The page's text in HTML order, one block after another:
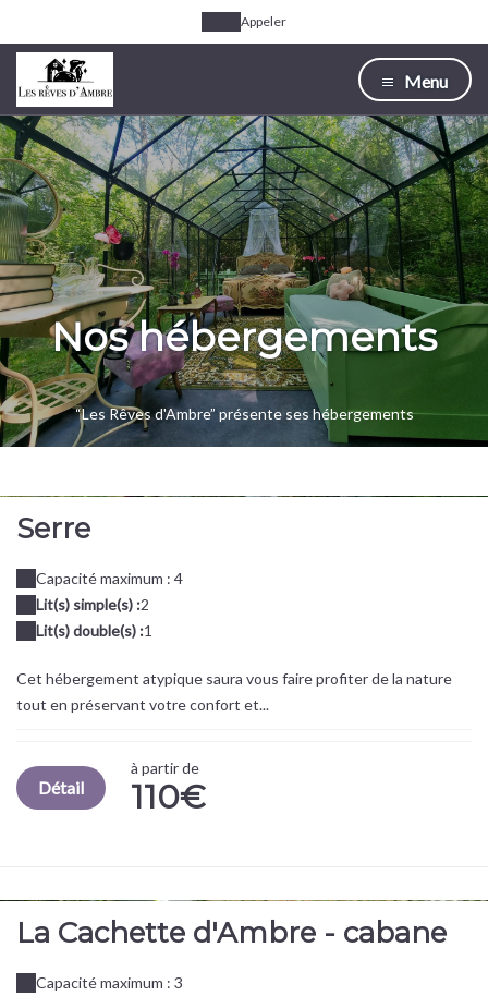
Appeler
Menu
Nos hébergements
“Les Rêves d'Ambre” présente ses hébergements
Serre
Capacité maximum : 4
Lit(s) simple(s) :2
Lit(s) double(s) :1
Cet hébergement atypique saura vous faire profiter de la nature
tout en préservant votre confort et...
Détail
à partir de
110€
La Cachette d'Ambre - cabane
Capacité maximum : 3